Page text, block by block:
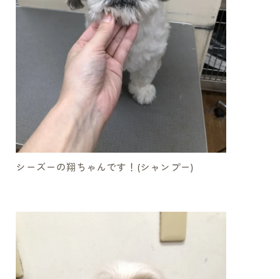
シーズーの翔ちゃんです！(シャンプー)